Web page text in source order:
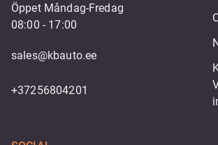
Öppet Måndag-Fredag
08:00 - 17:00
sales@kbauto.ee
+37256804201